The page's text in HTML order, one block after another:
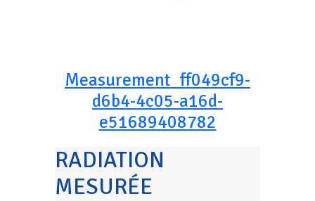
Measurement_ff049cf9-
d6b4-4c05-a16d-
e51689408782
RADIATION
MESURÉE